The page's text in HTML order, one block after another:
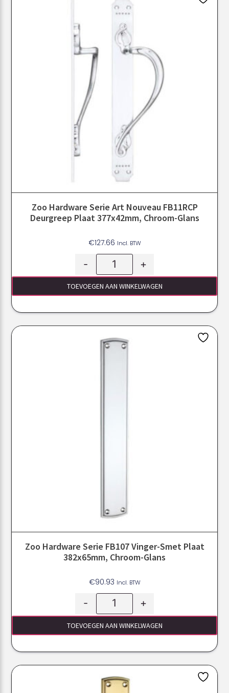
Zoo Hardware Serie Art Nouveau FB11RCP
Deurgreep Plaat 377x42mm, Chroom-Glans
€127.66 Incl. BTW
- +
TOEVOEGEN AAN WINKELWAGEN
Zoo Hardware Serie FB107 Vinger-Smet Plaat
382x65mm, Chroom-Glans
€90.93 Incl. BTW
- +
TOEVOEGEN AAN WINKELWAGEN